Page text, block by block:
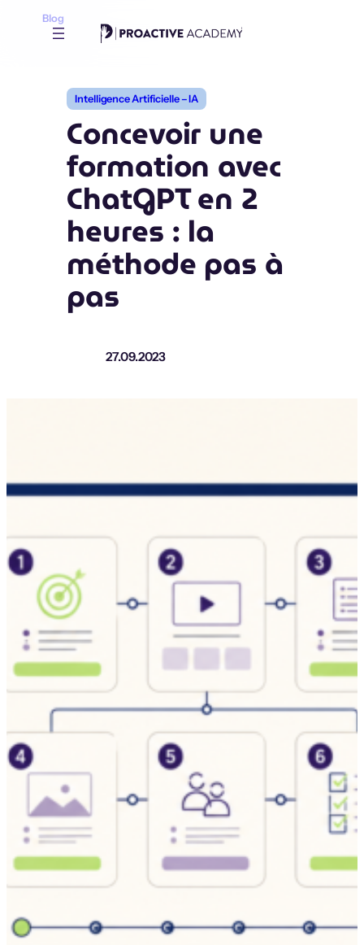
Blog
Intelligence Artificielle – IA
Concevoir une
formation avec
ChatGPT en 2
heures : la
méthode pas à
pas
27.09.2023